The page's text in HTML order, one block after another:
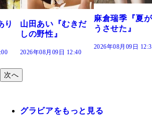
だ
麻倉瑞季『夏がそ
うさせた』
青山ひかる『
100％』
2026年08月09日
次へ
グラビアをもっと見る